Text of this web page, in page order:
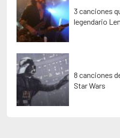
3 canciones
legendario
8 canciones
Star Wars